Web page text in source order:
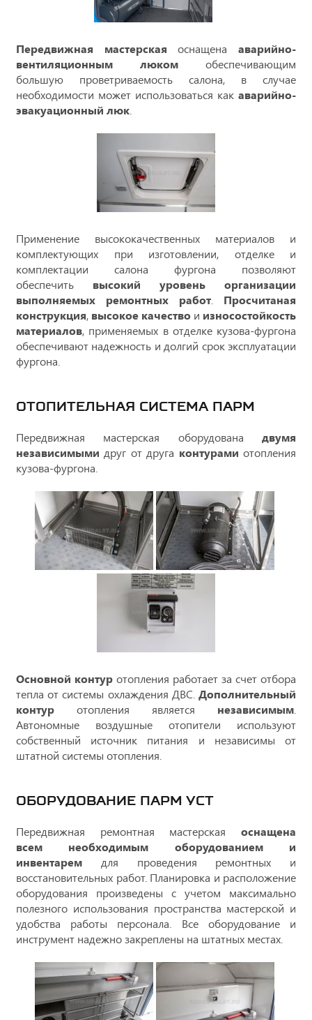
Передвижная мастерскаяоснащена
аварийно-
вентиляционным люком обеспечивающим
большую проветриваемость салона, в случае
необходимости может использоваться как аварийно-
эвакуационный люк.
Применение высококачественных материалов и
комплектующих при изготовлении, отделке и
комплектации салона фургона позволяют
обеспечить высокий уровень организации
выполняемых ремонтных работ. Просчитаная
конструкция, высокое качество и износостойкость
материалов, применяемых в отделке кузова-фургона
обеспечивают надежность и долгий срок эксплуатации
фургона.
ОТОПИТЕЛЬНАЯ СИСТЕМА ПАРМ
Передвижная мастерская оборудована двумя
независимыми друг от друга контурами отопления
кузова-фургона.
Основной контур отопления работает за счет отбора
тепла от системы охлаждения ДВС. Дополнительный
контур отопления является независимым.
Автономные воздушные отопители используют
собственный источник питания и независимы от
штатной системы отопления.
ОБОРУДОВАНИЕ ПАРМ УСТ
Передвижная ремонтная мастерская оснащена
всем необходимым оборудованием и
инвентарем для проведения ремонтных и
восстановительных работ. Планировка и расположение
оборудования произведены с учетом максимально
полезного использования пространства мастерской и
удобства работы персонала. Все оборудование и
инструмент надежно закреплены на штатных местах.